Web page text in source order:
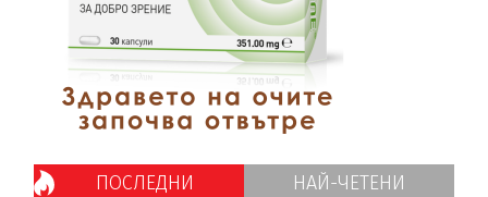
ПОСЛЕДНИ НАЙ-ЧЕТЕНИ